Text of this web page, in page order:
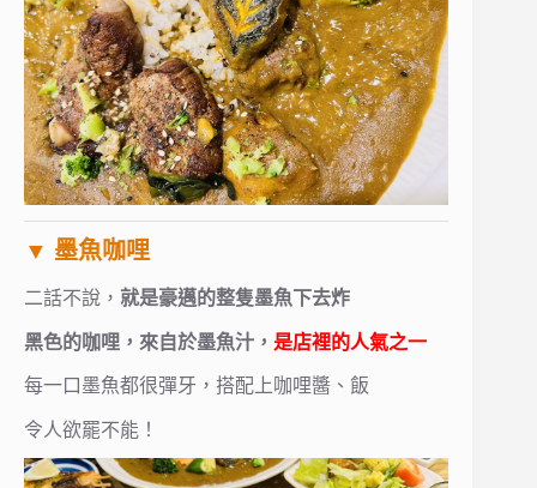
▼ 墨魚咖哩
二話不說， 就是豪邁的整隻墨魚下去炸
黑色的咖哩，來自於墨魚汁， 是店裡的人氣之一
每一口墨魚都很彈牙，搭配上咖哩醬、飯
令人欲罷不能！